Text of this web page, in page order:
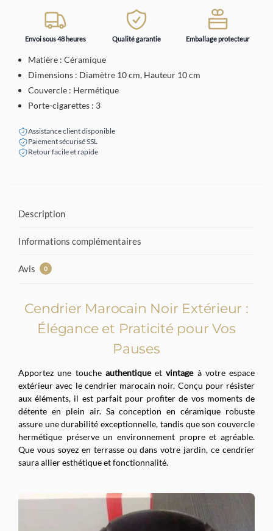
Envoi sous 48 heures Qualité garantie Emballage protecteur
Matière : Céramique
Dimensions : Diamètre 10 cm, Hauteur 10 cm
Couvercle : Hermétique
Porte-cigarettes : 3
Assistance client disponible
Paiement sécurisé SSL
Retour facile et rapide
Description
Informations complémentaires
Avis 0
Cendrier Marocain Noir Extérieur :
Élégance et Praticité pour Vos
Pauses
Apportez une touche authentiqueetvintageà votre espace
extérieur avec le cendrier marocain noir. Conçu pour résister
aux éléments, il est parfait pour profiter de vos moments de
détente en plein air. Sa conception en céramique robuste
assure une durabilité exceptionnelle, tandis que son couvercle
hermétique préserve un environnement propre et agréable.
Que vous soyez en terrasse ou dans votre jardin, ce cendrier
saura allier esthétique et fonctionnalité.